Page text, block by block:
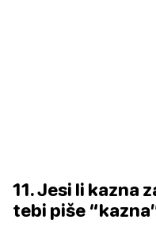
11. Jesi li kazna
tebi piše